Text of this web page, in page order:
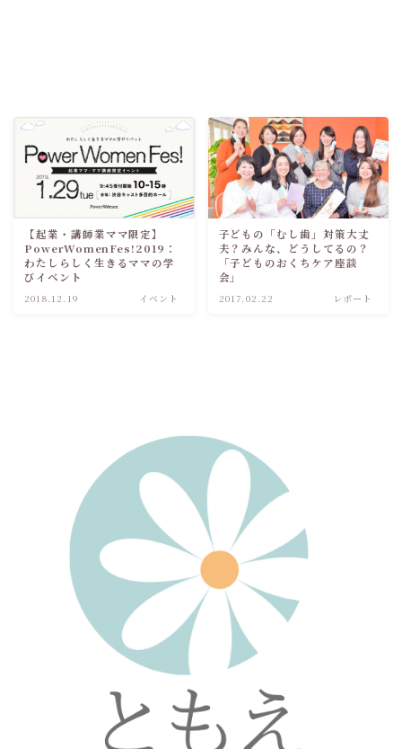
【起業・講師業ママ限定】
PowerWomenFes!2019：
わたしらしく生きるママの学
びイベント
2018.12.19 イベント
子どもの「むし歯」対策大丈
夫？みんな、どうしてるの？
「子どものおくちケア座談
会」
2017.02.22 レポート